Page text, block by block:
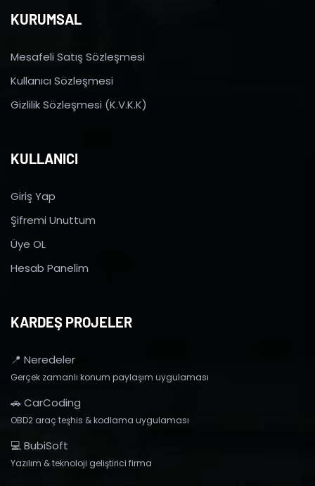
KURUMSAL
Mesafeli Satış Sözleşmesi
Kullanıcı Sözleşmesi
Gizlilik Sözleşmesi (K.V.K.K)
KULLANICI
Giriş Yap
Şifremi Unuttum
Üye OL
Hesab Panelim
KARDEŞ PROJELER
📍 Neredeler
Gerçek zamanlı konum paylaşım uygulaması
🚗 CarCoding
OBD2 araç teşhis & kodlama uygulaması
💻 BubiSoft
Yazılım & teknoloji geliştirici firma